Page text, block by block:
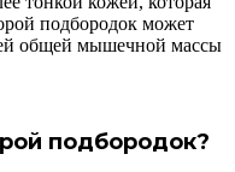
подбородок может
общей мышечной массы
подбородок?